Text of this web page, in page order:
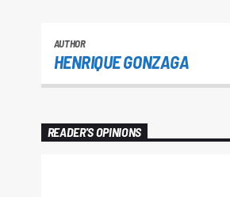
AUTHOR
HENRIQUE GONZAGA
READER'S OPINIONS